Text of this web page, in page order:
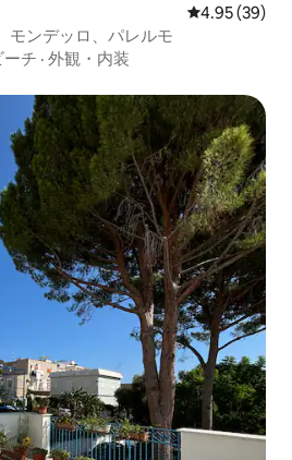
レビュー39
4.95 (39)
モンデッロ、パレルモ
ーチ · 外観・内装
です。